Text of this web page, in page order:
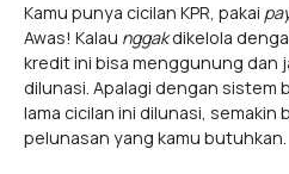
Kamu punya cicilan KPR, pakai
Awas! Kalau nggakdikelola
kredit ini bisa menggunung dan
dilunasi. Apalagi dengan sistem
lama cicilan ini dilunasi, semakin
pelunasan yang kamu butuhkan.